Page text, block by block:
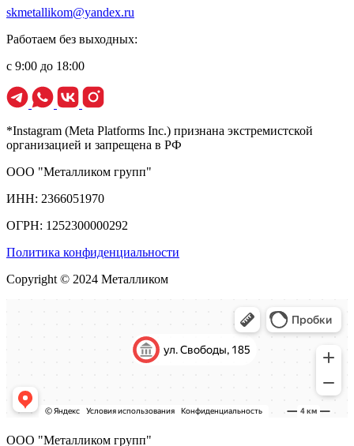
skmetallikom@yandex.ru
Работаем без выходных:
с 9:00 до 18:00
*Instagram (Meta Platforms Inc.) признана экстремистской
организацией и запрещена в РФ
ООО "Металликом групп"
ИНН: 2366051970
ОГРН: 1252300000292
Политика конфиденциальности
Copyright © 2024 Металликом
ООО "Металликом групп"